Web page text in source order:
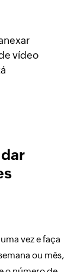
vídeo
vez e faça
ou mês,